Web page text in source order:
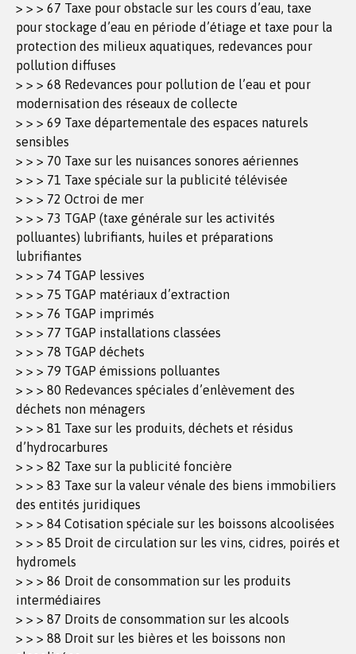
> > > 67 Taxe pour obstacle sur les cours d’eau, taxe
pour stockage d’eau en période d’étiage et taxe pour la
protection des milieux aquatiques, redevances pour
pollution diffuses
> > > 68 Redevances pour pollution de l’eau et pour
modernisation des réseaux de collecte
> > > 69 Taxe départementale des espaces naturels
sensibles
> > > 70 Taxe sur les nuisances sonores aériennes
> > > 71 Taxe spéciale sur la publicité télévisée
> > > 72 Octroi de mer
> > > 73 TGAP (taxe générale sur les activités
polluantes) lubrifiants, huiles et préparations
lubrifiantes
> > > 74 TGAP lessives
> > > 75 TGAP matériaux d’extraction
> > > 76 TGAP imprimés
> > > 77 TGAP installations classées
> > > 78 TGAP déchets
> > > 79 TGAP émissions polluantes
> > > 80 Redevances spéciales d’enlèvement des
déchets non ménagers
> > > 81 Taxe sur les produits, déchets et résidus
d’hydrocarbures
> > > 82 Taxe sur la publicité foncière
> > > 83 Taxe sur la valeur vénale des biens immobiliers
des entités juridiques
> > > 84 Cotisation spéciale sur les boissons alcoolisées
> > > 85 Droit de circulation sur les vins, cidres, poirés et
hydromels
> > > 86 Droit de consommation sur les produits
intermédiaires
> > > 87 Droits de consommation sur les alcools
> > > 88 Droit sur les bières et les boissons non